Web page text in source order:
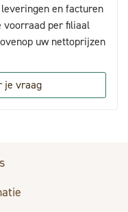
en facturen
voorraad per filiaal
uw nettoprijzen
je vraag